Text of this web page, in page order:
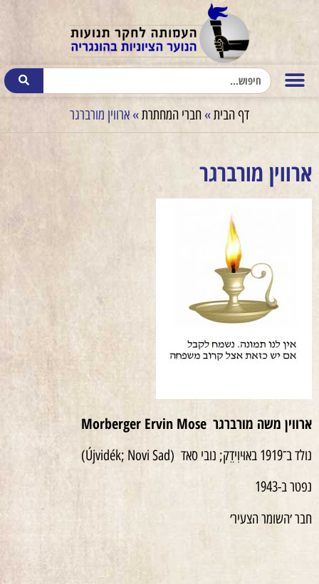
דף הבית» חברי המחתרת»ארווין מורברגר
ארווין מורברגר
ארווין משה מורברגר Morberger Ervin Mose
נולד ב־1919 באוּיוִידֵק; נובי סאד (Újvidék; Novi Sad)
נפטר ב-1943
חבר ׳השומר הצעיר׳